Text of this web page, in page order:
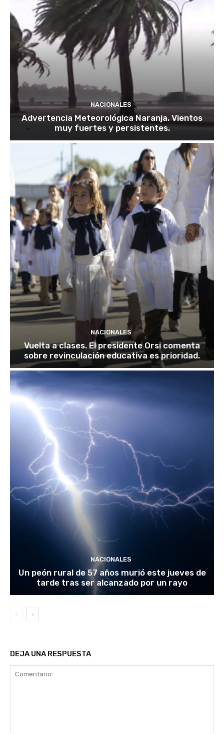
NACIONALES
Advertencia Meteorológica Naranja. Vientos
muy fuertes y persistentes.
NACIONALES
Vuelta a clases. El presidente Orsi comenta
sobre revinculación educativa es prioridad.
NACIONALES
Un peón rural de 57 años murió este jueves de
tarde tras ser alcanzado por un rayo
DEJA UNA RESPUESTA